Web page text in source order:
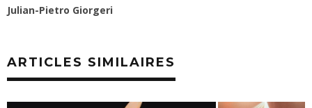
Julian-Pietro Giorgeri
ARTICLES SIMILAIRES